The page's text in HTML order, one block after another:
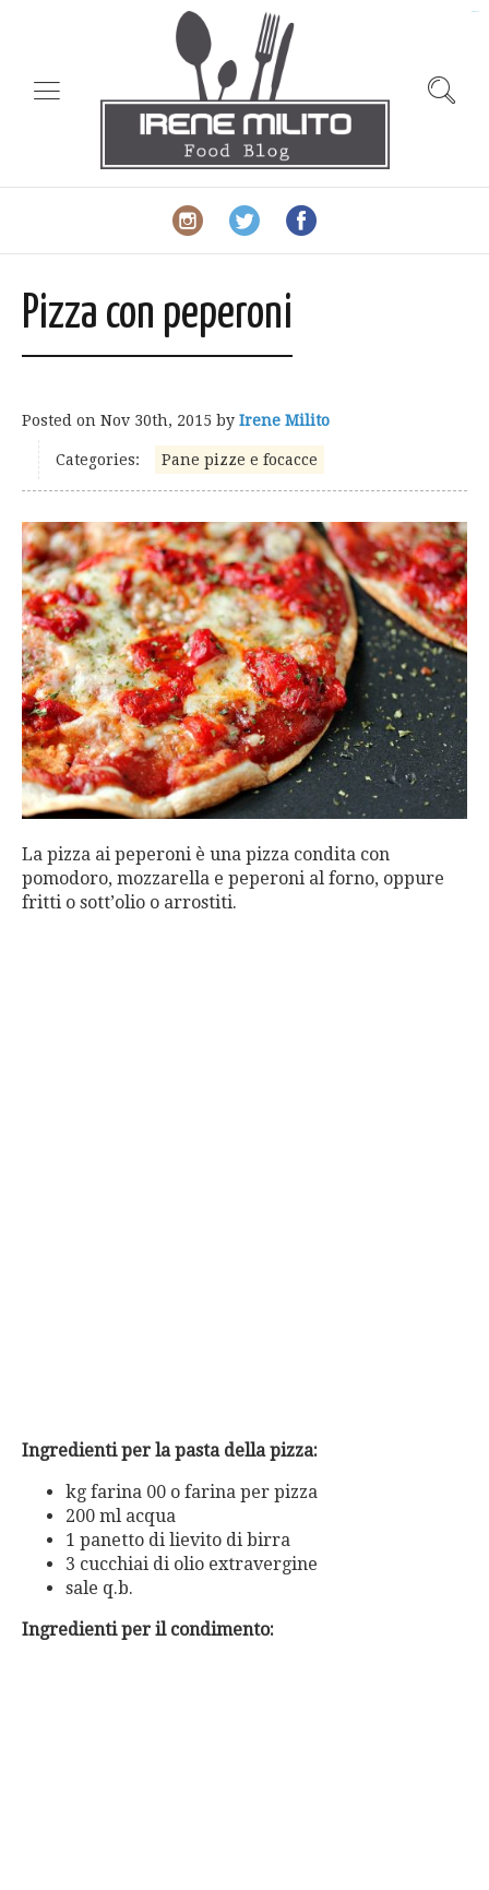
Pizza con peperoni
Posted on Nov 30th, 2015 by Irene Milito
Categories: Pane pizze e focacce
La pizza ai peperoni è una pizza condita con
pomodoro, mozzarella e peperoni al forno, oppure
fritti o sott’olio o arrostiti.
Ingredienti per la pasta della pizza:
kg farina 00 o farina per pizza
200 ml acqua
1 panetto di lievito di birra
3 cucchiai di olio extravergine
sale q.b.
Ingredienti per il condimento: